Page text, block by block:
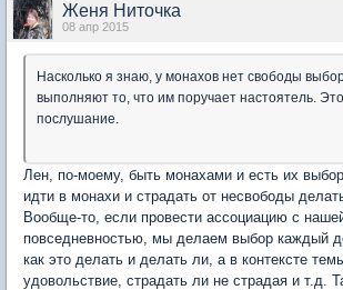
Женя Ниточка
08 апр 2015
Насколько я знаю, у монахов нет свободы
выполняют то, что им поручает настоятель.
послушание.
Лен, по-моему, быть монахами и есть их
идти в монахи и страдать от несвободы
Вообще-то, если провести ассоциацию с
повседневностью, мы делаем выбор каждый
как это делать и делать ли, а в контексте
удовольствие, страдать ли не страдая и т.д.